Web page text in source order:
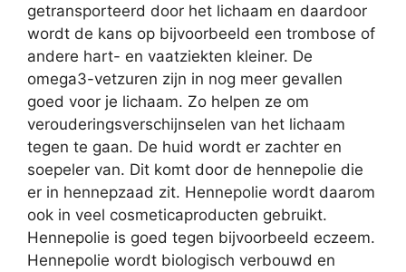
getransporteerd door het lichaam en daardoor
wordt de kans op bijvoorbeeld een trombose of
andere hart- en vaatziekten kleiner. De
omega3-vetzuren zijn in nog meer gevallen
goed voor je lichaam. Zo helpen ze om
verouderingsverschijnselen van het lichaam
tegen te gaan. De huid wordt er zachter en
soepeler van. Dit komt door de hennepolie die
er in hennepzaad zit. Hennepolie wordt daarom
ook in veel cosmeticaproducten gebruikt.
Hennepolie is goed tegen bijvoorbeeld eczeem.
Hennepolie wordt biologisch verbouwd en